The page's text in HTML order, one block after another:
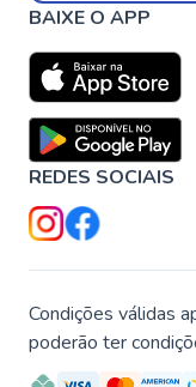
BAIXE O APP
REDES SOCIAIS
Condições válidas
poderão ter